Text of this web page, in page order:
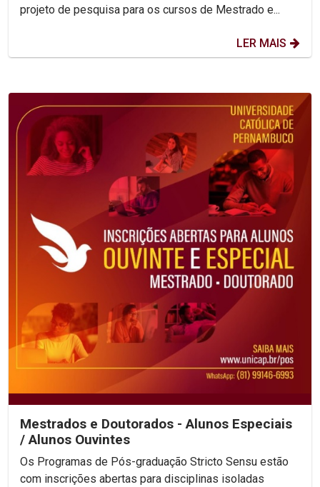
projeto de pesquisa para os cursos de Mestrado e...
LER MAIS
Mestrados e Doutorados - Alunos Especiais
/ Alunos Ouvintes
Os Programas de Pós-graduação Stricto Sensu estão
com inscrições abertas para disciplinas isoladas